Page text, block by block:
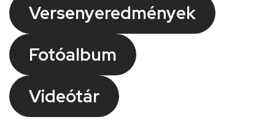
Versenyeredmények
Fotóalbum
Videótár